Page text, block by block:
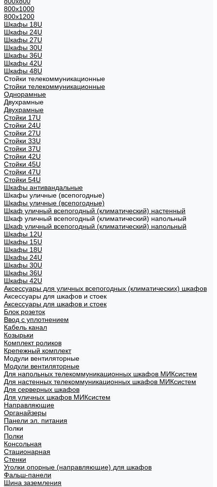
800х1000
800х1200
Шкафы 18U
Шкафы 24U
Шкафы 27U
Шкафы 30U
Шкафы 36U
Шкафы 42U
Шкафы 48U
Стойки телекоммуникационные
Стойки телекоммуникационные
Однорамные
Двухрамные
Двухрамные
Стойки 17U
Стойки 24U
Стойки 27U
Стойки 33U
Стойки 37U
Стойки 42U
Стойки 45U
Стойки 47U
Стойки 54U
Шкафы антивандальные
Шкафы уличные (всепогодные)
Шкафы уличные (всепогодные)
Шкаф уличный всепогодный (климатический) настенный
Шкаф уличный всепогодный (климатический) напольный
Шкаф уличный всепогодный (климатический) напольный
Шкафы 12U
Шкафы 15U
Шкафы 18U
Шкафы 24U
Шкафы 30U
Шкафы 36U
Шкафы 42U
Аксессуары для уличных всепогодных (климатических) шкафов
Аксессуары для шкафов и стоек
Аксессуары для шкафов и стоек
Блок розеток
Ввод с уплотнением
Кабель канал
Козырьки
Комплект роликов
Крепежный комплект
Модули вентиляторные
Модули вентиляторные
Для напольных телекоммуникационных шкафов МИКсистем
Для настенных телекоммуникационных шкафов МИКсистем
Для серверных шкафов
Для уличных шкафов МИКсистем
Направляющие
Органайзеры
Панели эл. питания
Полки
Полки
Консольная
Стационарная
Стенки
Уголки опорные (направляющие) для шкафов
Фальш-панели
Шина заземления